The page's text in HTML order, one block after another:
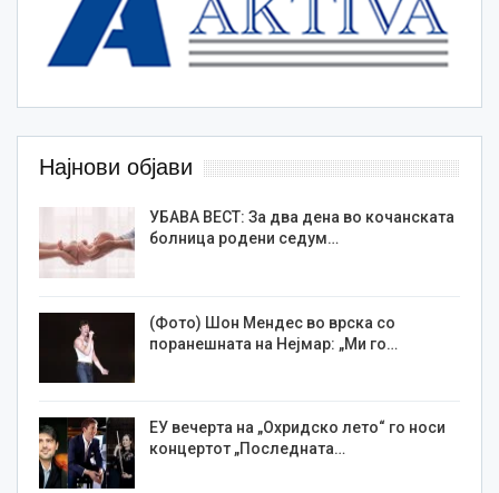
Најнови објави
УБАВА ВЕСТ: За два дена во кочанската
болница родени седум…
(Фото) Шон Мендес во врска со
поранешната на Нејмар: „Ми го…
ЕУ вечерта на „Охридско лето“ го носи
концертот „Последната…